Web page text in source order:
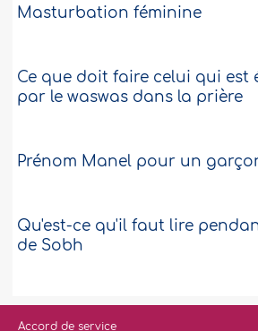
Masturbation féminine
Ce que doit faire celui qui est
par le waswas dans la prière
Prénom Manel pour un
Qu'est-ce qu'il faut lire
de Sobh
Accord de service